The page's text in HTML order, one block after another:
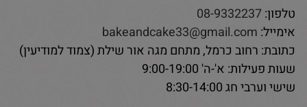
טלפון:08-9332237
אימייל: bakeandcake33@gmail.com
כתובת: רחוב כרמל, מתחם מגה אור שילת (צמוד למודיעין)
שעות פעילות: א'-ה' 9:00-19:00
שישי וערבי חג 8:30-14:00